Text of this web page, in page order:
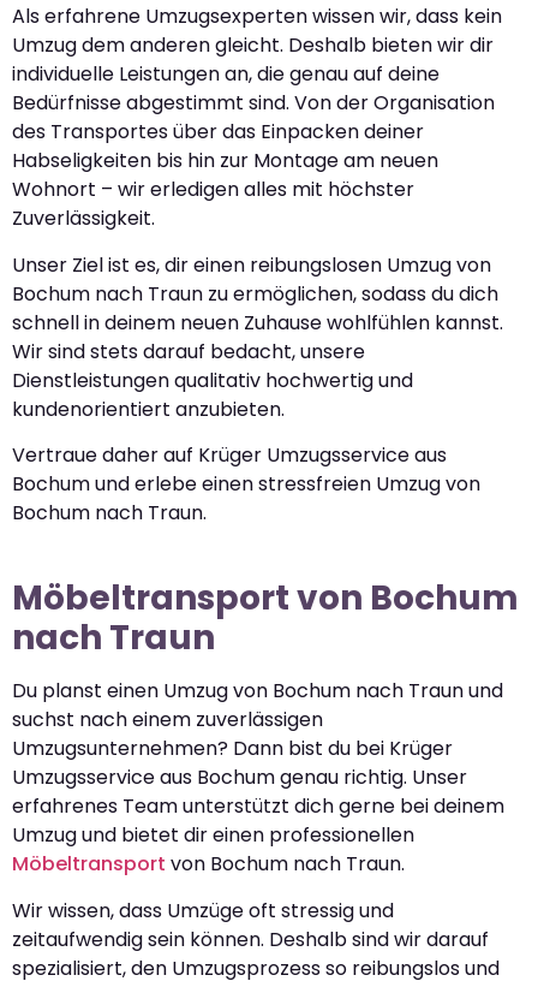
Als erfahrene Umzugsexperten wissen wir, dass kein
Umzug dem anderen gleicht. Deshalb bieten wir dir
individuelle Leistungen an, die genau auf deine
Bedürfnisse abgestimmt sind. Von der Organisation
des Transportes über das Einpacken deiner
Habseligkeiten bis hin zur Montage am neuen
Wohnort – wir erledigen alles mit höchster
Zuverlässigkeit.
Unser Ziel ist es, dir einen reibungslosen Umzug von
Bochum nach Traun zu ermöglichen, sodass du dich
schnell in deinem neuen Zuhause wohlfühlen kannst.
Wir sind stets darauf bedacht, unsere
Dienstleistungen qualitativ hochwertig und
kundenorientiert anzubieten.
Vertraue daher auf Krüger Umzugsservice aus
Bochum und erlebe einen stressfreien Umzug von
Bochum nach Traun.
Möbeltransport von Bochum
nach Traun
Du planst einen Umzug von Bochum nach Traun und
suchst nach einem zuverlässigen
Umzugsunternehmen? Dann bist du bei Krüger
Umzugsservice aus Bochum genau richtig. Unser
erfahrenes Team unterstützt dich gerne bei deinem
Umzug und bietet dir einen professionellen
Möbeltransport von Bochum nach Traun.
Wir wissen, dass Umzüge oft stressig und
zeitaufwendig sein können. Deshalb sind wir darauf
spezialisiert, den Umzugsprozess so reibungslos und